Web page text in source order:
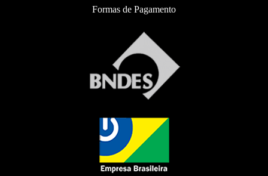
Formas de Pagamento